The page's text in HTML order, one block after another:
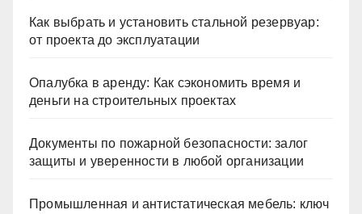
Как выбрать и установить стальной резервуар:
от проекта до эксплуатации
Опалубка в аренду: Как сэкономить время и
деньги на строительных проектах
Документы по пожарной безопасности: залог
защиты и уверенности в любой организации
Промышленная и антистатическая мебель: ключ